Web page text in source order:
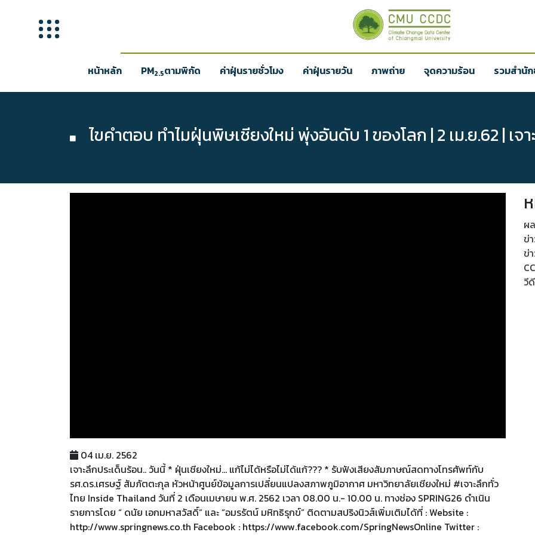
หน้าหลัก PM2.5ตามพิกัด ค่าฝุ่นรายชั่วโมง ค่าฝุ่นรายวัน ภาพถ่าย จุดความร้อน รวมสำนั
ไขคำตอบ ทำไมฝุ่นพิษเชียงใหม่ พุ่งอันดับ 1 ของโลก | 2 เม.ย.62 | เจ
04 เม.ย. 2562
เจาะลึกประเด็นร้อน.. วันนี้ * ฝุ่นเชียงใหม่... แก้ไม่ได้หรือไม่ได้แก้??? * รับฟังเสียงสัมภาษณ์สดทางโทรศัพท์กับ
รศ.ดร.เศรษฐ์ สัมภัตตะกุล หัวหน้าศูนย์ข้อมูลการเปลี่ยนแปลงสภาพภูมิอากาศ มหาวิทยาลัยเชียงใหม่ #เจาะลึกทั่ว
ไทย Inside Thailand วันที่ 2 เดือนเมษายน พ.ศ. 2562 เวลา 08.00 น.- 10.00 น. ทางช่อง SPRING26 ดำเนิน
รายการโดย “ ดนัย เอกมหาสวัสดิ์” และ “อมรรัตน์ มหิทธิรุกข์” ติดตามสปริงนิวส์เพิ่มเติมได้ที่ : Website :
http://www.springnews.co.th Facebook : https://www.facebook.com/SpringNewsOnline Twitter :
ผ
ข่
ข่
วี